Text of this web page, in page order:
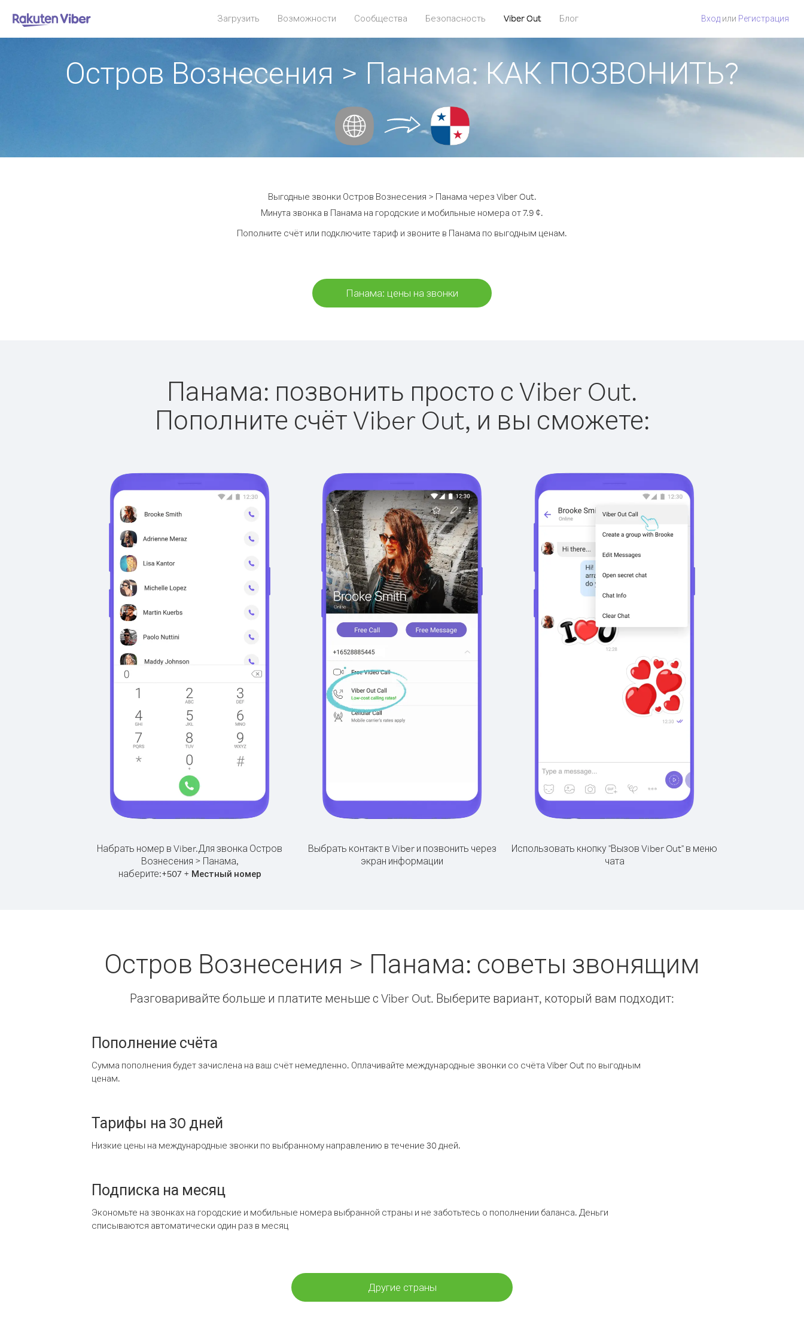
Загрузить Возможности Сообщества Безопасность Viber Out Блог Вход или Регистрация
Остров Вознесения > Панама: КАК ПОЗВОНИТЬ?
Выгодные звонки Остров Вознесения > Панама через Viber Out.
Минута звонка в Панама на городские и мобильные номера от 7.9 ¢.
Пополните счёт или подключите тариф и звоните в Панама по выгодным ценам.
Панама: цены на звонки
Панама: позвонить просто с Viber Out.
Пополните счёт Viber Out, и вы сможете:
Набрать номер в Viber.Для звонка Остров
Вознесения > Панама,
наберите:+507+ Местный номер
Выбрать контакт в Viber и позвонить через
экран информации
Использовать кнопку "Вызов Viber Out" в меню
чата
Остров Вознесения > Панама: советы звонящим
Разговаривайте больше и платите меньше с Viber Out. Выберите вариант, который вам подходит:
Пополнение счёта
Сумма пополнения будет зачислена на ваш счёт немедленно. Оплачивайте международные звонки со счёта Viber Out по выгодным
ценам.
Тарифы на 30 дней
Низкие цены на международные звонки по выбранному направлению в течение 30 дней.
Подписка на месяц
Экономьте на звонках на городские и мобильные номера выбранной страны и не заботьтесь о пополнении баланса. Деньги
списываются автоматически один раз в месяц
Другие страны